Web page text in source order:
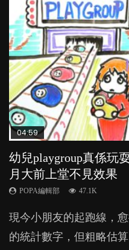
04:59
幼兒playgroup真係玩
月大前上堂不見效果
POPA編輯部 47.1K
現今小朋友的起跑線，
的統計數字，但粗略估
03:39
幼稚園遊戲課 如何刺
與懲罰？
POPA編輯部 33.1K
由美國學者所創的 tools
戲方式學習，學術能力
03:02
老公患產後憂鬱症對
POPA編輯部 15.9K
鬱，影響日常生活，嚴
朋友的念頭。但為何爸
04:06
全職好？在職好？｜
力與價值
POPA編輯部 25.8K
許多媽媽心底可能都有
是在職好。雖說每個家
03:41
BB口腔期乜都放入口
POPA編輯部 25.5K
成吮手指的習慣，大個
他們放東西入口，隨時